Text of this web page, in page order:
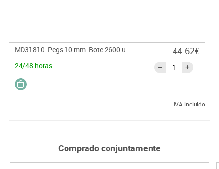
MD31810 Pegs 10 mm. Bote 2600 u.
24/48 horas
44.62€
IVA incluido
Comprado conjuntamente